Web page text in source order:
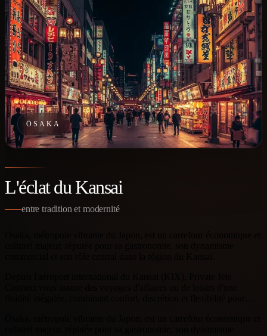
ŌSAKA
L'éclat du Kansai
entre tradition et modernité